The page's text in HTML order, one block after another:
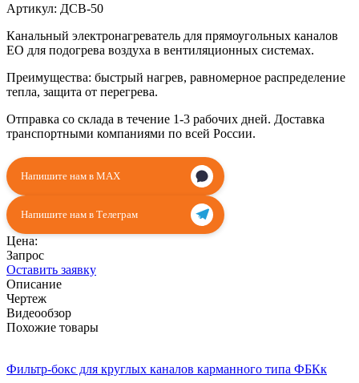
Артикул: ДСВ-50
Канальный электронагреватель для прямоугольных каналов
EO для подогрева воздуха в вентиляционных системах.
Преимущества: быстрый нагрев, равномерное распределение
тепла, защита от перегрева.
Отправка со склада в течение 1-3 рабочих дней. Доставка
транспортными компаниями по всей России.
Напишите нам в MAX
Напишите нам в Телеграм
Цена:
Запрос
Оставить заявку
Описание
Чертеж
Видеообзор
Похожие товары
Фильтр-бокс для круглых каналов карманного типа ФБКк